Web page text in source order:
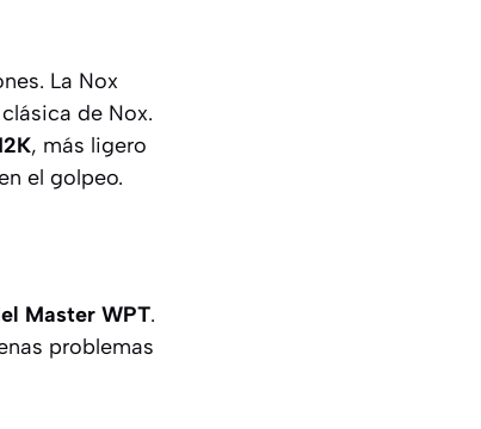
La Nox
clásica de Nox.
, más ligero
el golpeo.
Master WPT.
problemas